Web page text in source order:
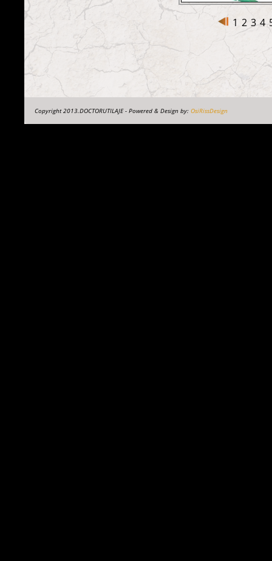
1 2 3 4
Copyright 2013.DOCTORUTILAJE - Powered & Design by: OsiRissDesign